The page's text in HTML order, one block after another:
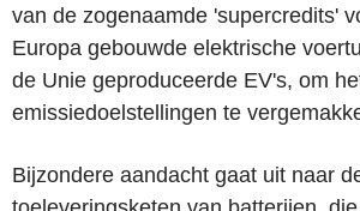
van de zogenaamde 'supercredits'
Europa gebouwde elektrische
de Unie geproduceerde EV's, om
emissiedoelstellingen te
Bijzondere aandacht gaat uit naar